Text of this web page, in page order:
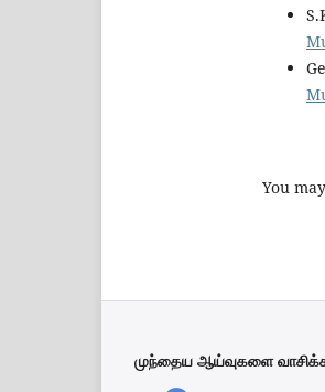
You
முந்தைய ஆய்வுகளை